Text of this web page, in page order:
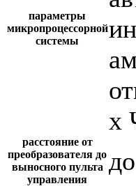
параметры
микропроцессорной
системы
х
расстояние от
преобразователя до
выносного пульта
управления